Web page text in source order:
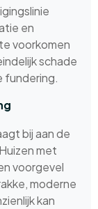
en
voorkomen
schade
fundering.
bij aan de
met
voorgevel
moderne
kan